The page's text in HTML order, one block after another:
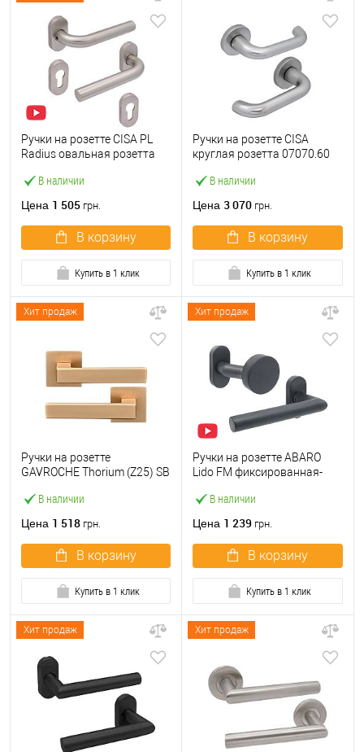
В наличии
Ручки на розетте CISA PL
Radius овальная розетта
сталь
Цена 1 505 грн.
В корзину
Купить в 1 клик
В наличии
Ручки на розетте CISA
круглая розетта 07070.60
Цена 3 070 грн.
В корзину
Купить в 1 клик
Хит продаж
В наличии
Ручки на розетте
GAVROCHE Thorium (Z25) SB
Цена 1 518 грн.
В корзину
Купить в 1 клик
Хит продаж
В наличии
Ручки на розетте ABARO
Lido FM фиксированная-
Цена 1 239 грн.
В корзину
Купить в 1 клик
Хит продаж Хит продаж